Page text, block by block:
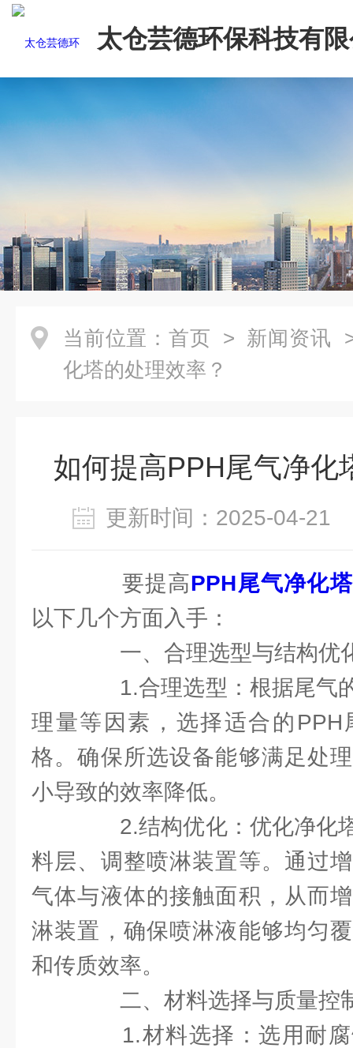
太仓芸德环保科技有
当前位置： 首页 > 新闻资讯
化塔的处理效率？
如何提高PPH尾气净化
更新时间：2025-04-
要提高PPH尾气净化塔
以下几个方面入手：
一、合理选型与结构优
1.合理选型：根据尾气
理量等因素，选择适合的
格。确保所选设备能够满足处
小导致的效率降低。
2.结构优化：优化净化
料层、调整喷淋装置等。通过
气体与液体的接触面积，从而
淋装置，确保喷淋液能够均匀
和传质效率。
二、材料选择与质量控
1.材料选择：选用耐腐